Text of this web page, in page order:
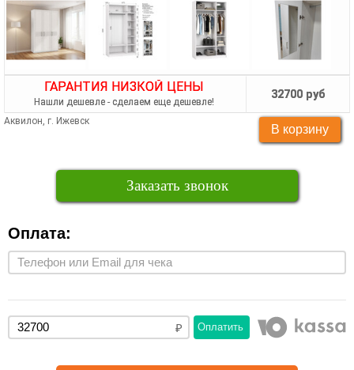
ГАРАНТИЯ НИЗКОЙ ЦЕНЫ
Нашли дешевле - сделаем еще дешевле!
32700 руб
Аквилон, г. Ижевск
Заказать звонок
Оплата:
Оплатить